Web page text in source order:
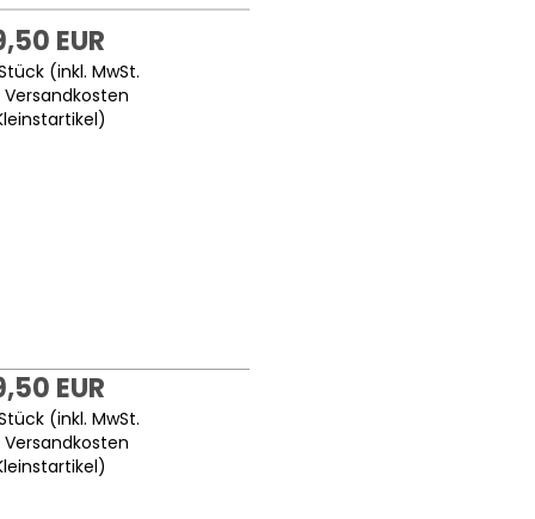
EUR
(inkl. MwSt.
Versandkosten
)
EUR
(inkl. MwSt.
Versandkosten
)